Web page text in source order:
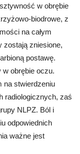
w obrębie
biodrowe, z
na całym
zostają zniesione,
postawę.
obrębie oczu.
na stwierdzeniu
radiologicznych, zaś
NLPZ. Ból i
odpowiednich
ważne jest